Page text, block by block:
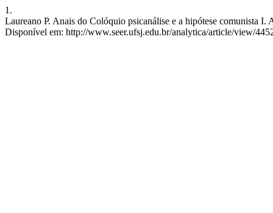
1.
Laureano P. Anais do Colóquio psicanálise e a hipótese comunista
Disponível em: http://www.seer.ufsj.edu.br/analytica/article/view/